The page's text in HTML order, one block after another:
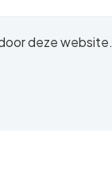
deze website.